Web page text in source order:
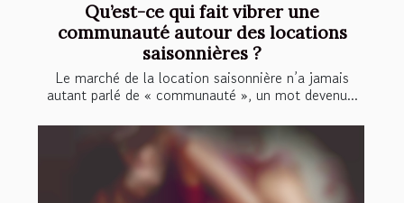
Qu’est-ce qui fait vibrer une
communauté autour des locations
saisonnières ?
Le marché de la location saisonnière n’a jamais
autant parlé de « communauté », un mot devenu...